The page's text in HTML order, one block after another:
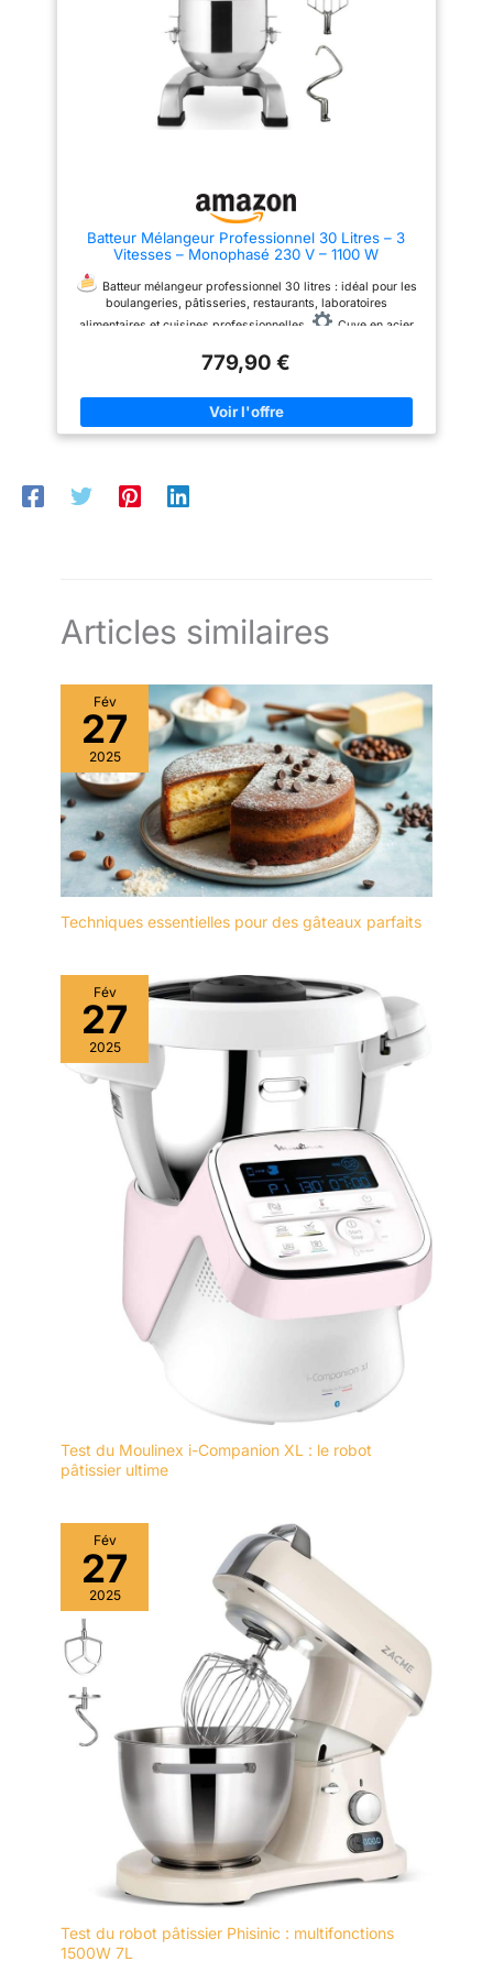
avec tête inclinable équipée
d'une roue de verrouillage pour
faciliter l'utilisation.
métallique robuste :
construction durable en acier
inoxydable, facile à nettoyer,
avec moteur de 300 W alimenté
Batteur Mélangeur Professionnel 30 Litres – 3
Vitesses – Monophasé 230 V – 1100 W
Batteur mélangeur professionnel 30 litres : idéal pour les
boulangeries, pâtisseries, restaurants, laboratoires
alimentaires et cuisines professionnelles.
Cuve en acier
farine et de préparer jusqu'à 5,25 kg de pâte (hydratation 50
adapter le mélange, le pétrissage ou le fouettage selon les
Livré avec 3 accessoires : batteur plat,
crochet pétrisseur et fouet en acier inoxydable pour réaliser de
professionnelle intensive.
779,90 €
Articles similaires
Fév
27
2025
Techniques essentielles pour des gâteaux parfaits
Fév
27
2025
Test du Moulinex i-Companion XL : le robot
pâtissier ultime
Fév
27
2025
Test du robot pâtissier Phisinic : multifonctions
1500W 7L